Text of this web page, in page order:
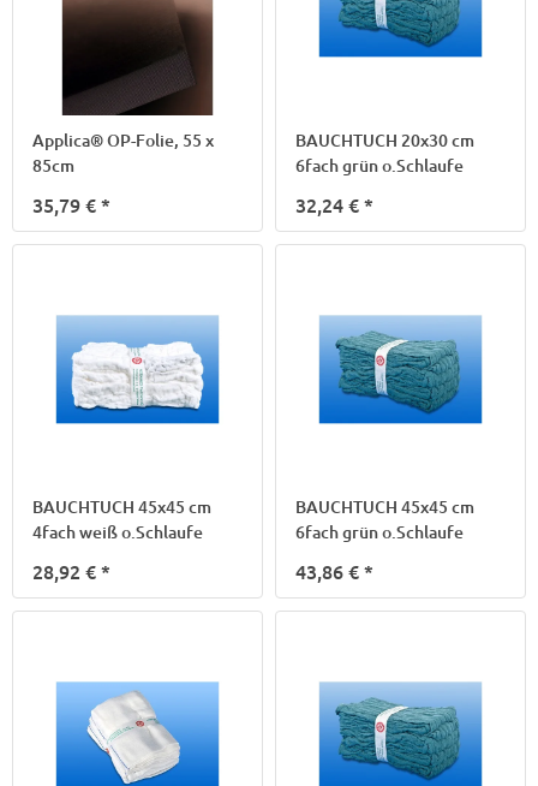
Applica® OP-Folie, 55 x
85cm
35,79 €*
BAUCHTUCH 20x30 cm
6fach grün o.Schlaufe
32,24 €*
BAUCHTUCH 45x45 cm
4fach weiß o.Schlaufe
28,92 €*
BAUCHTUCH 45x45 cm
6fach grün o.Schlaufe
43,86 €*